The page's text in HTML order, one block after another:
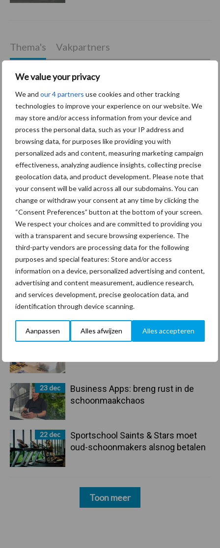
We value your privacy
We and our 4 partners use cookies and other tracking
technologies to improve your experience on our website. We
may store and/or access information from your device and
process the personal data, such as your IP address and
browsing data, for purposes like providing you with
personalized ads and content, measuring marketing campaign
effectiveness, analyzing audience insights, collecting precise
geolocation data, and product development. Please note that
your consent will be valid across all our subdomains. You can
change or withdraw your consent at any time by clicking the
“Consent Preferences” button at the bottom of your screen.
We respect your choices and are committed to providing you
with a transparent and secure browsing experience. The
third-party vendors are processing data for the following
purposes and special features: Store and/or access
information on a device, personalized advertising and content,
advertising and content measurement, audience research,
and services development, precise geolocation data, and
identification through device scanning.
Aanpassen Alles afwijzen Alles accepteren
Primaire
Sidebar
Recent nieuws Partner nieuws
30 dec
Hervorming flexibele
arbeidscontracten kent mitsen en
maren
29 dec
Freddy van de Ridder Cleaners:
“Glazenwassen zit in m’n bloed,
24 dec
Friendship Sports Centre maakt
23 dec
Business Apps: breng rust in de
schoonmaakchaos
22 dec
Sportschool Saints & Stars moet
oud-schoonmakers alsnog betalen
Toon meer
Thema's Vakpartners
Coronavirus UVC
Toon meer